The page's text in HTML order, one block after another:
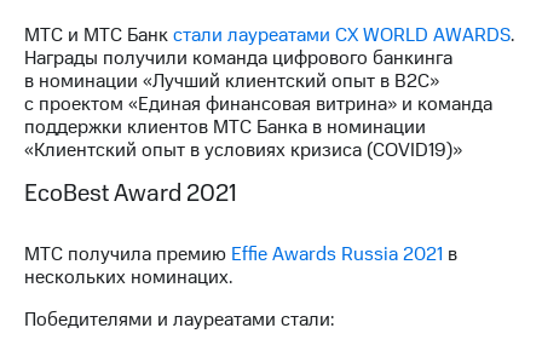
отчетность
Контакты
Новости
в
регионе
управление
секретарь
МТС и МТС Банкстали лауреатами СХ WORLD AWARDS.
Награды получили команда цифрового банкинга
в номинации «Лучший клиентский опыт в B2С»
с проектом «Единая финансовая витрина» и команда
поддержки клиентов МТС Банка в номинации
«Клиентский опыт в условиях кризиса (COVID19)»
EcoBest Award 2021
МТС получила премию Effie Awards Russia 2021 в
нескольких номинацих.
Победителями и лауреатами стали: